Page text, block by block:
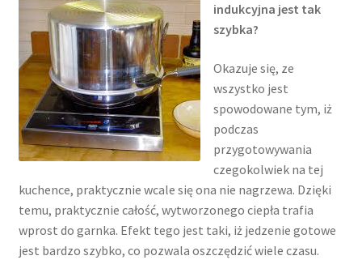
indukcyjna jest tak
szybka?
Okazuje się, ze
wszystko jest
spowodowane tym, iż
podczas
przygotowywania
czegokolwiek na tej
kuchence, praktycznie wcale się ona nie nagrzewa. Dzięki
temu, praktycznie całość, wytworzonego ciepła trafia
wprost do garnka. Efekt tego jest taki, iż jedzenie gotowe
jest bardzo szybko, co pozwala oszczędzić wiele czasu.